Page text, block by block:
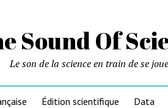
Sound Of
Le son de la science en train de se
Édition scientifique Data